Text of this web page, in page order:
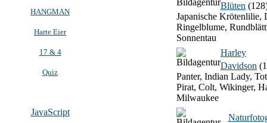
HANGMAN
Harte Eier
17 & 4
Quiz
JavaScript
Blüten
Japanische Krötenlilie,
Ringelblume,
Sonnentau
Harley
Davidson
Panter, Indian Lady,
Pirat, Colt, Wikinger,
Milwaukee